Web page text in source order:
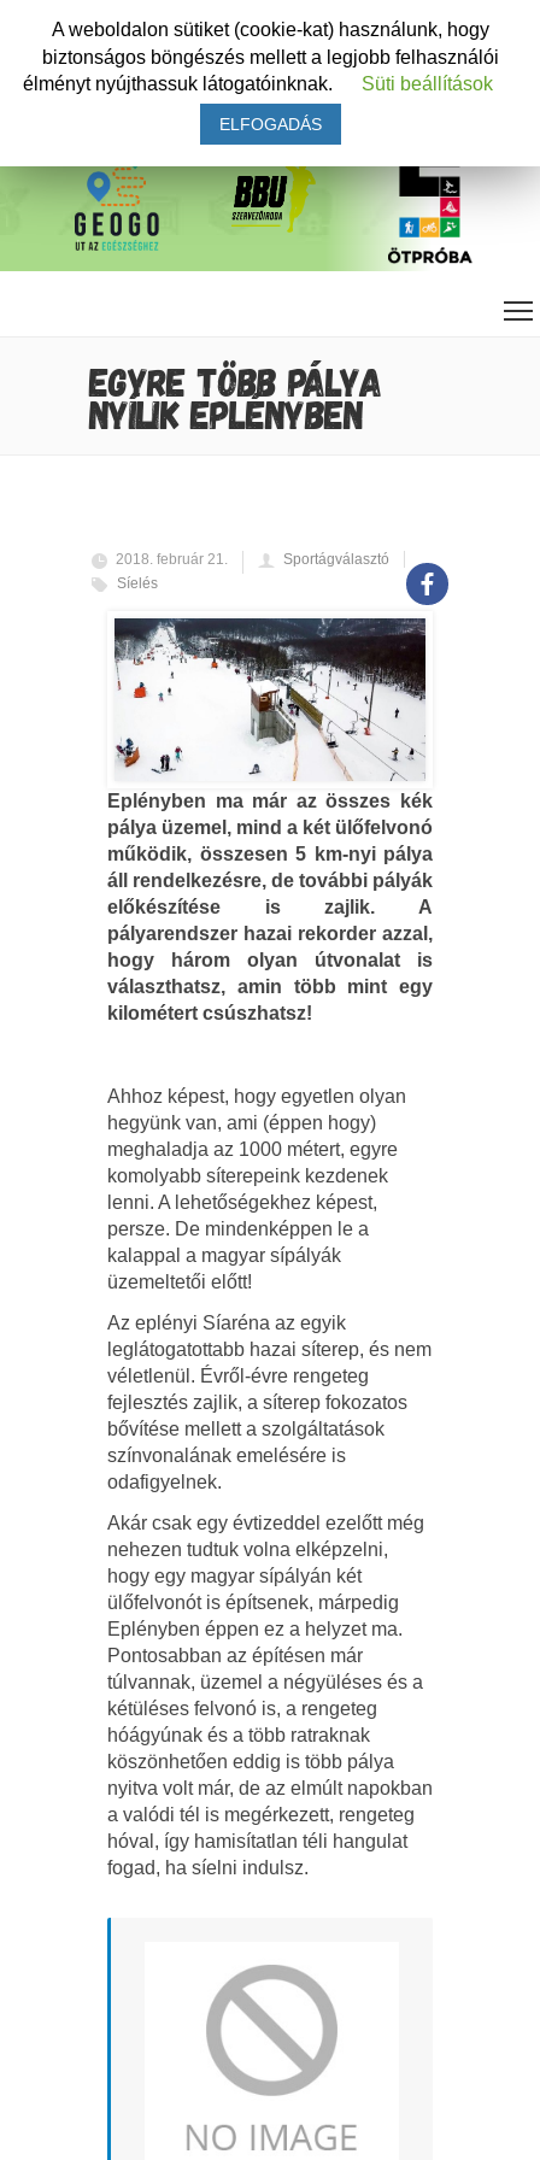
EGYRE TÖBB PÁLYA
NYÍLIK EPLÉNYBEN
2018. február 21.
Sportágválasztó
Síelés
Eplényben ma már az összes kék
pálya üzemel, mind a két ülőfelvonó
működik, összesen 5 km-nyi pálya
áll rendelkezésre, de további pályák
előkészítése is zajlik. A
pályarendszer hazai rekorder azzal,
hogy három olyan útvonalat is
választhatsz, amin több mint egy
kilométert csúszhatsz!
Ahhoz képest, hogy egyetlen olyan
hegyünk van, ami (éppen hogy)
meghaladja az 1000 métert, egyre
komolyabb síterepeink kezdenek
lenni. A lehetőségekhez képest,
persze. De mindenképpen le a
kalappal a magyar sípályák
üzemeltetői előtt!
Az eplényi Síaréna az egyik
leglátogatottabb hazai síterep, és nem
véletlenül. Évről-évre rengeteg
fejlesztés zajlik, a síterep fokozatos
bővítése mellett a szolgáltatások
színvonalának emelésére is
odafigyelnek.
Akár csak egy évtizeddel ezelőtt még
nehezen tudtuk volna elképzelni,
hogy egy magyar sípályán két
ülőfelvonót is építsenek, márpedig
Eplényben éppen ez a helyzet ma.
Pontosabban az építésen már
túlvannak, üzemel a négyüléses és a
kétüléses felvonó is, a rengeteg
hóágyúnak és a több ratraknak
köszönhetően eddig is több pálya
nyitva volt már, de az elmúlt napokban
a valódi tél is megérkezett, rengeteg
hóval, így hamisítatlan téli hangulat
fogad, ha síelni indulsz.
A weboldalon sütiket (cookie-kat) használunk, hogy
biztonságos böngészés mellett a legjobb felhasználói
élményt nyújthassuk látogatóinknak.
Süti beállítások
ELFOGADÁS